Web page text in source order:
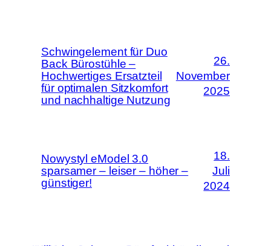
Schwingelement für Duo
Back Bürostühle –
Hochwertiges Ersatzteil
für optimalen Sitzkomfort
und nachhaltige Nutzung
26.
November
2025
Nowystyl eModel 3.0
sparsamer – leiser – höher –
günstiger!
18.
Juli
2024